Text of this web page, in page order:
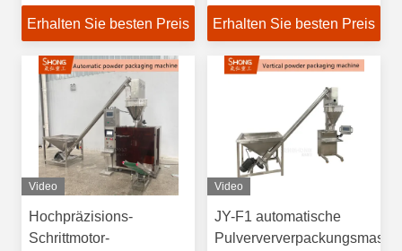
Pulverfüllung mit 400-
3500 Beutel pro Stunde
Erhalten Sie besten Preis
Beuteln/Stunde,
Edelstahl 304 und
Erhalten Sie besten Preis
Video
Hochpräzisions-
Schrittmotor-
Video
JY-F1 automatische